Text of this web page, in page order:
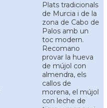
Plats tradicionals
de Murcia i de la
zona de Cabo de
Palos amb un
toc modern.
Recomano
provar la hueva
de mújol con
almendra, els
callos de
morena, el mújol
con leche de